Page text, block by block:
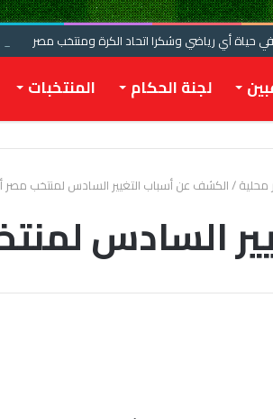
أي رياضي وشكرا اتحاد الكرة ومنتخب مصر
لجنة الحكام المنتخبات
محلية/الكشف عن أسباب التغيير السادس لمنتخب مصر
السادس